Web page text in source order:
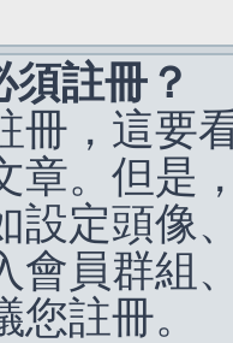
須註冊？
冊，這要
章。但是
設定頭像
會員群組
您註冊。